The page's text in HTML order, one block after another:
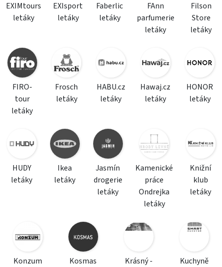
EXIMtours
letáky
EXIsport
letáky
Faberlic
letáky
FAnn
parfumerie
letáky
Filson
Store
letáky
FIRO-
tour
letáky
Frosch
letáky
HABU.cz
letáky
Hawaj.cz
letáky
HONOR
letáky
HUDY
letáky
Ikea
letáky
Jasmín
drogerie
letáky
Kamenické
práce
Ondrejka
letáky
Knižní
klub
letáky
Konzum
Kosmas
Krásný -
Kuchyně